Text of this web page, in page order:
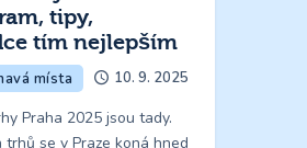
tipy,
tím nejlepším
místa 10. 9. 2025
Praha 2025 jsou tady.
trhů se v Praze koná hned